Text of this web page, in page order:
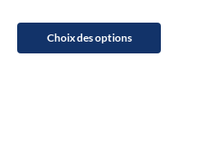
Choix des options